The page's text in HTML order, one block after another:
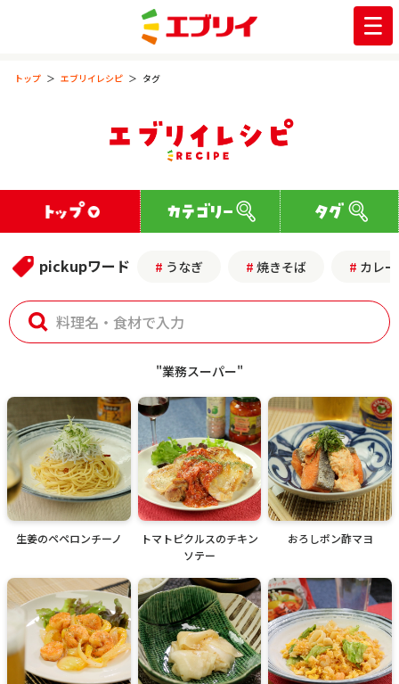
トップ エブリイレシピ タグ
pickupワード うなぎ 焼きそば カレー
"業務スーパー"
生姜のペペロンチーノ
トマトピクルスのチキン
ソテー
おろしポン酢マヨ